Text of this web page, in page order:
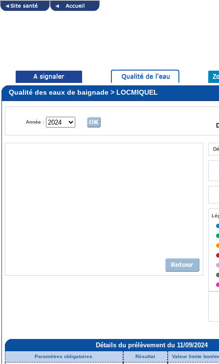
Qualité des eaux de baignade > LOCMIQUEL
Année :
Détails du prélèvement du 11/09/2024
Paramètres obligatoires Résultat
Valeur limite bon/